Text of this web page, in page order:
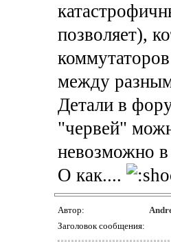
позволяет),
между
Детали в
"червей"
невозможно
О как....
Автор:
Заголовок сообщения: